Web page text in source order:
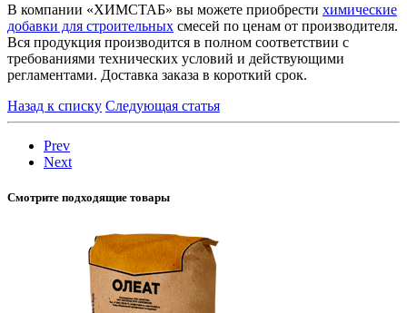
В компании «ХИМСТАБ» вы можете приобрести химические
добавки для строительных смесей по ценам от производителя.
Вся продукция производится в полном соответствии с
требованиями технических условий и действующими
регламентами. Доставка заказа в короткий срок.
Назад к списку Следующая статья
Prev
Next
Смотрите подходящие товары